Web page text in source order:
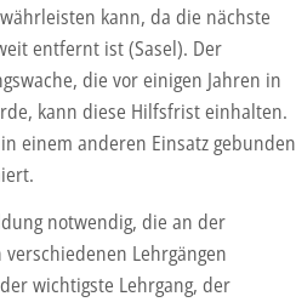
kann, da die nächste
entfernt ist (Sasel). Der
die vor einigen Jahren in
kann diese Hilfsfrist einhalten.
einem anderen Einsatz gebunden
notwendig, die an der
Lehrgängen
wichtigste Lehrgang, der